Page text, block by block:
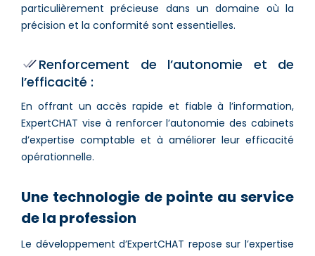
particulièrement précieuse dans un domaine où la
précision et la conformité sont essentielles.
Renforcement de l’autonomie et de
l’efficacité :
En offrant un accès rapide et fiable à l’information,
ExpertCHAT vise à renforcer l’autonomie des cabinets
d’expertise comptable et à améliorer leur efficacité
opérationnelle.
Une technologie de pointe au service
de la profession
Le développement d’ExpertCHAT repose sur l’expertise